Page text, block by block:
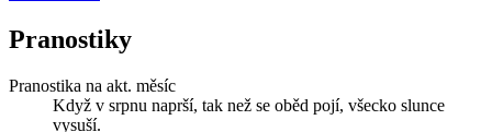
Pranostiky
Pranostika na akt. měsíc
Když v srpnu naprší, tak než se oběd pojí, všecko slunce
vysuší.